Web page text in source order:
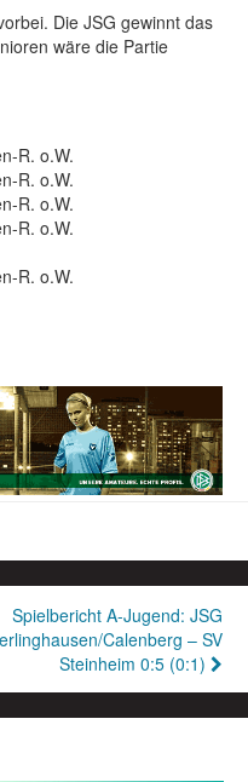
Die JSG gewinnt das
wäre die Partie
R. o.W.
R. o.W.
R. o.W.
R. o.W.
R. o.W.
Spielbericht A-Jugend: JSG
Calenberg – SV
Steinheim 0:5 (0:1)